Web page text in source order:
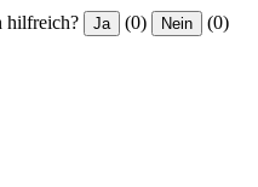
hilfreich? Ja (0) Nein (0)